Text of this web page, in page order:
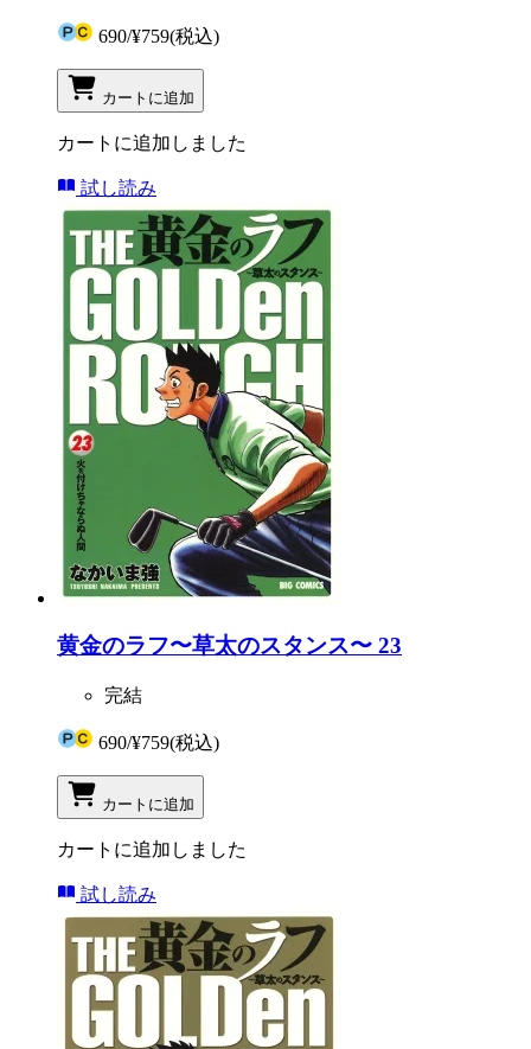
690/¥759(税込)
カートに追加
カートに追加しました
試し読み
黄金のラフ〜草太のスタンス〜 23
完結
690/¥759(税込)
カートに追加
カートに追加しました
試し読み